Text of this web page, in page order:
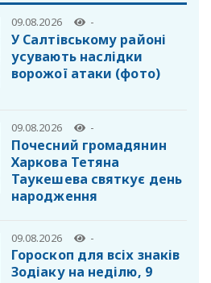
09.08.2026 -
У Салтівському районі
усувають наслідки
ворожої атаки (фото)
09.08.2026 -
Почесний громадянин
Харкова Тетяна
Таукешева святкує день
народження
09.08.2026 -
Гороскоп для всіх знаків
Зодіаку на неділю, 9